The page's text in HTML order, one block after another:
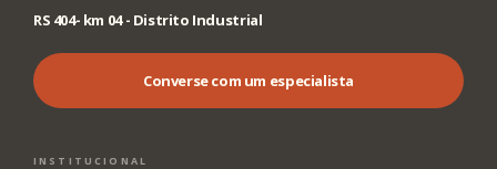
RS 404- km 04 - Distrito Industrial
Converse com um especialista
INSTITUCIONAL